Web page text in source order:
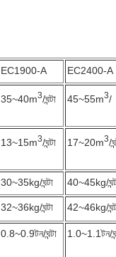
EC1900-A EC2400-A
35~40m3/ঘন্টা 45~55m3/
13~15m3/ঘন্টা 17~20m3/
30~35kg/ঘন্টা 40~45kg/
32~36kg/ঘন্টা 42~46kg/
0.8~0.9টন/ঘন্টা 1.0~1.1টন/